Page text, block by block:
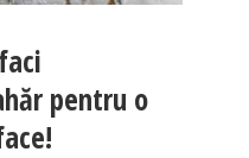
pentru o